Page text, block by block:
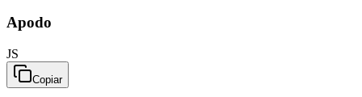
Apodo
JS
Copiar